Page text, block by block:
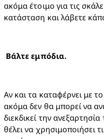
ακόμα έτοιμο για τις
κατάσταση και λάβετε
Αν και τα καταφέρνει με
ακόμα δεν θα μπορεί να
διεκδικεί την
θέλει να χρησιμοποιήσει